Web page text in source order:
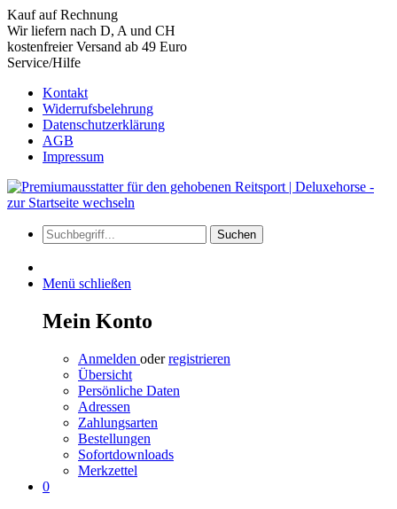
Kauf auf Rechnung
Wir liefern nach D, A und CH
kostenfreier Versand ab 49 Euro
Service/Hilfe
Kontakt
Widerrufsbelehrung
Datenschutzerklärung
AGB
Impressum
Suchen
Menü schließen
Mein Konto
Anmelden oderregistrieren
Übersicht
Persönliche Daten
Adressen
Zahlungsarten
Bestellungen
Sofortdownloads
Merkzettel
0